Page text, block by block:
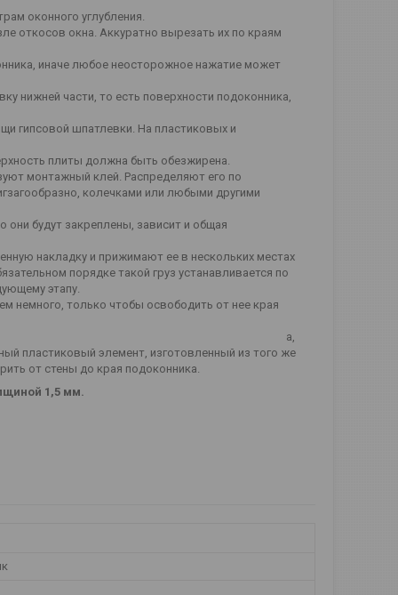
оконного углубления.
откосов окна. Аккуратно вырезать их по краям
иначе любое неосторожное нажатие может
нижней части, то есть поверхности подоконника,
гипсовой шпатлевки. На пластиковых и
плиты должна быть обезжирена.
монтажный клей. Распределяют его по
колечками или любыми другими
они будут закреплены, зависит и общая
накладку и прижимают ее в нескольких местах
порядке такой груз устанавливается по
этапу.
немного, только чтобы освободить от нее края
открытые мест а,
пластиковый элемент, изготовленный из того же
от стены до края подоконника.
1,5 мм.